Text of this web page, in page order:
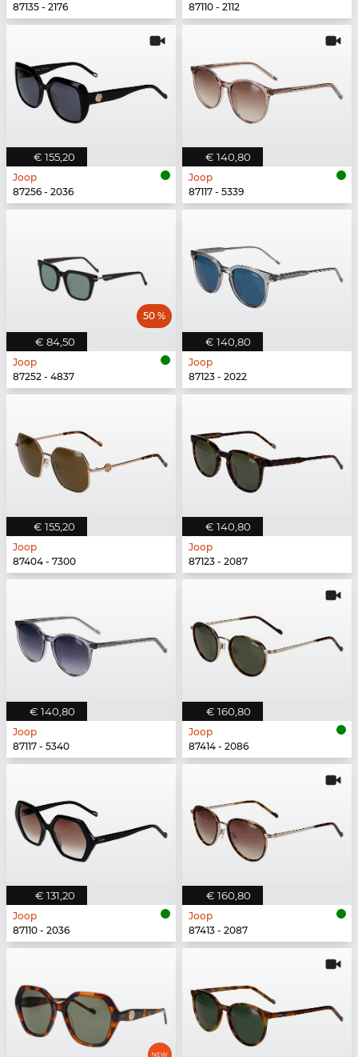
87135 - 2176
87110 - 2112
€ 155,20
Joop
87256 - 2036
€ 140,80
Joop
87117 - 5339
€ 84,50
50 %
Joop
87252 - 4837
€ 140,80
Joop
87123 - 2022
€ 155,20
Joop
87404 - 7300
€ 140,80
Joop
87123 - 2087
€ 140,80
Joop
87117 - 5340
€ 160,80
Joop
87414 - 2086
€ 131,20
Joop
87110 - 2036
€ 160,80
Joop
87413 - 2087